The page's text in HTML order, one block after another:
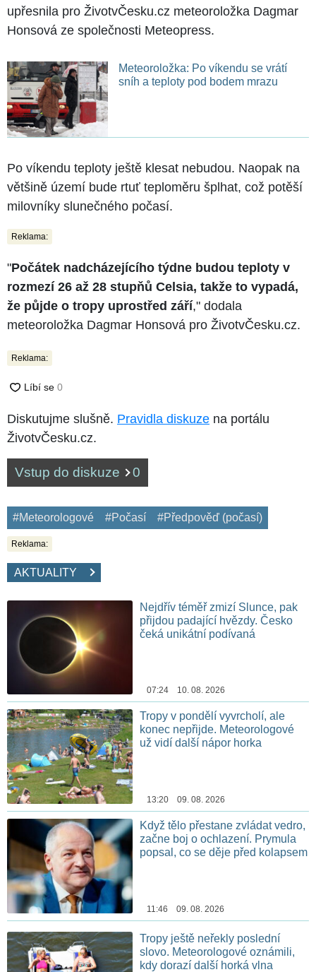
upřesnila pro ŽivotvČesku.cz meteoroložka Dagmar
Honsová ze společnosti Meteopress.
Meteoroložka: Po víkendu se vrátí
sníh a teploty pod bodem mrazu
Po víkendu teploty ještě klesat nebudou. Naopak na
většině území bude rtuť teploměru šplhat, což potěší
milovníky slunečného počasí.
Reklama:
"Počátek nadcházejícího týdne budou teploty v
rozmezí 26 až 28 stupňů Celsia, takže to vypadá,
že půjde o tropy uprostřed září," dodala
meteoroložka Dagmar Honsová pro ŽivotvČesku.cz.
Reklama:
Diskutujme slušně. Pravidla diskuze na portálu
ŽivotvČesku.cz.
Vstup do diskuze 0
#Meteorologové #Počasí #Předpověď (počasí)
Reklama:
AKTUALITY
Nejdřív téměř zmizí Slunce, pak
přijdou padající hvězdy. Česko
čeká unikátní podívaná
07:24 10. 08. 2026
Tropy v pondělí vyvrcholí, ale
konec nepřijde. Meteorologové
už vidí další nápor horka
13:20 09. 08. 2026
Když tělo přestane zvládat vedro,
začne boj o ochlazení. Prymula
popsal, co se děje před kolapsem
11:46 09. 08. 2026
Tropy ještě neřekly poslední
slovo. Meteorologové oznámili,
kdy dorazí další horká vlna